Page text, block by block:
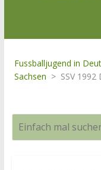
Fussballjugend in
Sachsen > SSV 1992